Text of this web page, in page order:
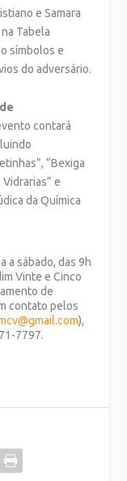
e Samara
Tabela
símbolos e
do adversário.
contará
“Bexiga
e
da Química
a sábado, das 9h
Vinte e Cinco
de
contato pelos
),
7797.